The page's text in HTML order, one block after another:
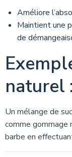
Améliore
Maintient une
de
naturel :
Un mélange de
comme gommage
barbe en